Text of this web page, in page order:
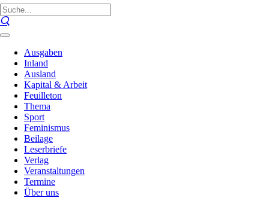
Ausgaben
Inland
Ausland
Kapital & Arbeit
Feuilleton
Thema
Sport
Feminismus
Beilage
Leserbriefe
Verlag
Veranstaltungen
Termine
Über uns